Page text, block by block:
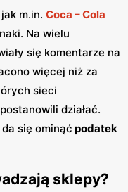
m.in. Coca – Cola
Na wielu
się komentarze na
więcej niż za
sieci
działać.
się ominąć podatek
sklepy?